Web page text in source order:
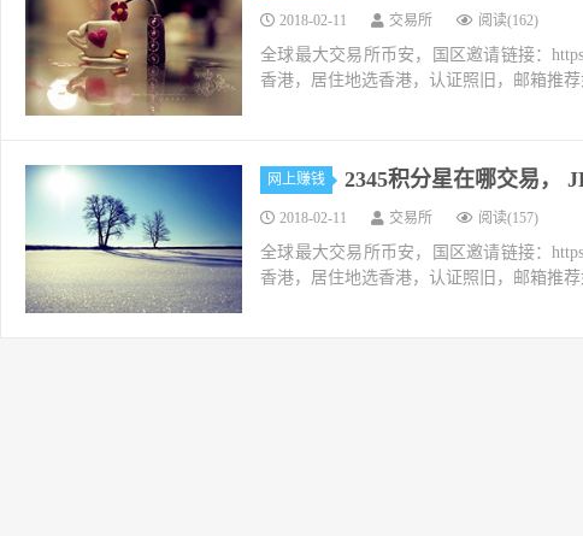
2018-02-11 交易所 阅读(162)
全球最大交易所币安，国区邀请链接：
香港，居住地选香港，认证照旧，邮箱推
网上赚钱 2345积分星在哪交易，
2018-02-11 交易所 阅读(157)
全球最大交易所币安，国区邀请链接：
香港，居住地选香港，认证照旧，邮箱推